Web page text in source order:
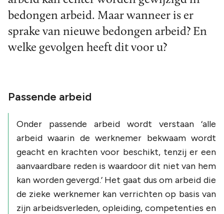
bedongen arbeid. Maar wanneer is er
sprake van nieuwe bedongen arbeid? En
welke gevolgen heeft dit voor u?
Passende arbeid
Onder passende arbeid wordt verstaan ‘alle
arbeid waarin de werknemer bekwaam wordt
geacht en krachten voor beschikt, tenzij er een
aanvaardbare reden is waardoor dit niet van hem
kan worden gevergd.’ Het gaat dus om arbeid die
de zieke werknemer kan verrichten op basis van
zijn arbeidsverleden, opleiding, competenties en